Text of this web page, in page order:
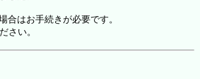
合はお手続きが必要です。
さい。